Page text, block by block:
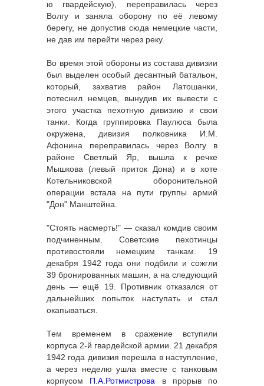
ю гвардейскую), переправилась через
Волгу и заняла оборону по её левому
берегу, не допустив сюда немецкие части,
не дав им перейти через реку.
Во время этой обороны из состава дивизии
был выделен особый десантный батальон,
который, захватив район Латошанки,
потеснил немцев, вынудив их вывести с
этого участка пехотную дивизию и свои
танки. Когда группировка Паулюса была
окружена, дивизия полковника И.М.
Афонина переправилась через Волгу в
районе Светлый Яр, вышла к речке
Мышкова (левый приток Дона) и в хоте
Котельниковской оборонительной
операции встала на пути группы армий
"Дон" Манштейна.
"Стоять насмерть!" — сказал комдив своим
подчиненным. Советские пехотинцы
противостояли немецким танкам. 19
декабря 1942 года они подбили и сожгли
39 бронированных машин, а на следующий
день — ещё 19. Противник отказался от
дальнейших попыток наступать и стал
окапываться.
Тем временем в сражение вступили
корпуса 2-й гвардейской армии. 21 декабря
1942 года дивизия перешла в наступление,
а через неделю ушла вместе с танковым
корпусом П.А.Ротмистрова в прорыв по